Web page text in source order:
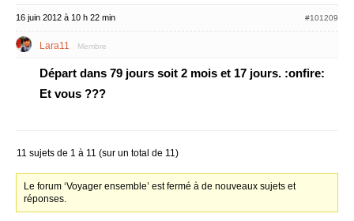
16 juin 2012 à 10 h 22 min #101209
Lara11 Membre
Départ dans 79 jours soit 2 mois et 17 jours. :onfire:
Et vous ???
11 sujets de 1 à 11 (sur un total de 11)
Le forum ‘Voyager ensemble’ est fermé à de nouveaux sujets et
réponses.